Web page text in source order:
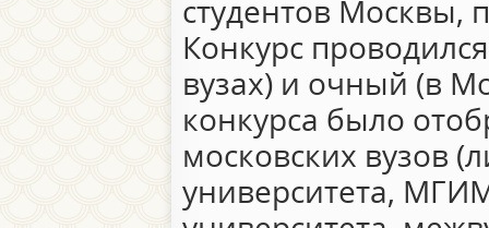
студентов Москвы,
Конкурс
вузах) и очный (в
конкурса было
московских вузов
университета,